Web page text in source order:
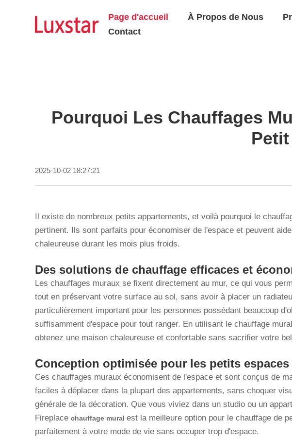
Page d'accueil À Propos de Nous
Contact
Pourquoi Les Chauffages
2025-10-02 18:27:21
Il existe de nombreux petits appartements, et voilà pourquoi le
pertinent. Ils sont parfaits pour économiser de l'espace et peuvent
chaleureuse durant les mois plus froids.
Des solutions de chauffage efficaces et
Les chauffages muraux se fixent directement au mur, ce qui vous
tout en préservant votre surface au sol, sans avoir à placer un
particulièrement important pour les personnes possédant beaucoup
suffisamment d'espace pour tout ranger. En utilisant le chauffage
obtenez une maison chaleureuse et confortable sans sacrifier votre
Conception optimisée pour les petits
Ces chauffages muraux économisent de l'espace et sont conçus de
faciles à déplacer dans la plupart des appartements, sans choquer
générale de la décoration. Que vous viviez dans un studio ou un
Fireplace chauffage mural est la meilleure option pour le chauffage de
parfaitement à votre mode de vie sans occuper trop d'espace.